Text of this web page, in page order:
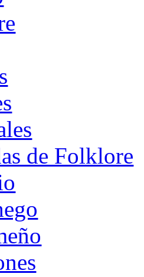
de Folklore